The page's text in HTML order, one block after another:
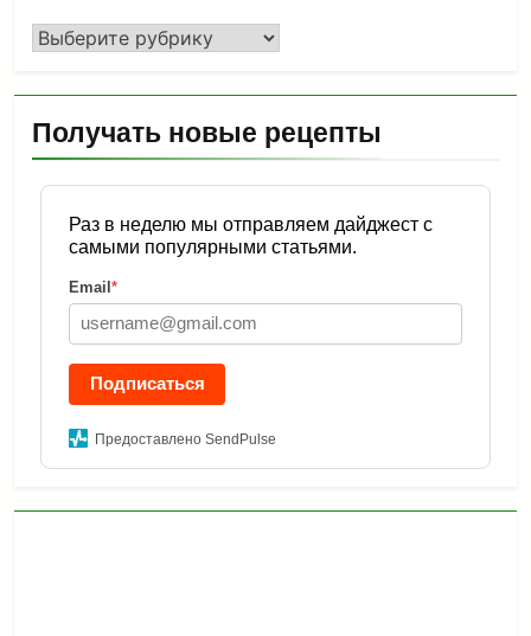
Рубрики
Получать новые рецепты
Раз в неделю мы отправляем дайджест с
самыми популярными статьями.
Email*
Подписаться
Предоставлено SendPulse